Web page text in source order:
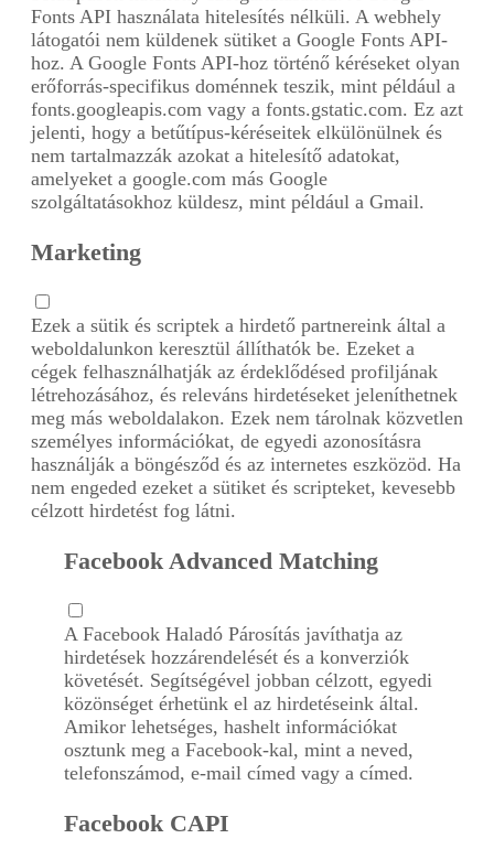
Fonts API használata hitelesítés nélküli. A webhely
látogatói nem küldenek sütiket a Google Fonts API-
hoz. A Google Fonts API-hoz történő kéréseket olyan
erőforrás-specifikus doménnek teszik, mint például a
fonts.googleapis.com vagy a fonts.gstatic.com. Ez azt
jelenti, hogy a betűtípus-kéréseitek elkülönülnek és
nem tartalmazzák azokat a hitelesítő adatokat,
amelyeket a google.com más Google
szolgáltatásokhoz küldesz, mint például a Gmail.
Marketing
Ezek a sütik és scriptek a hirdető partnereink által a
weboldalunkon keresztül állíthatók be. Ezeket a
cégek felhasználhatják az érdeklődésed profiljának
létrehozásához, és releváns hirdetéseket jeleníthetnek
meg más weboldalakon. Ezek nem tárolnak közvetlen
személyes információkat, de egyedi azonosításra
használják a böngésződ és az internetes eszközöd. Ha
nem engeded ezeket a sütiket és scripteket, kevesebb
célzott hirdetést fog látni.
Facebook Advanced Matching
A Facebook Haladó Párosítás javíthatja az
hirdetések hozzárendelését és a konverziók
követését. Segítségével jobban célzott, egyedi
közönséget érhetünk el az hirdetéseink által.
Amikor lehetséges, hashelt információkat
osztunk meg a Facebook-kal, mint a neved,
telefonszámod, e-mail címed vagy a címed.
Facebook CAPI